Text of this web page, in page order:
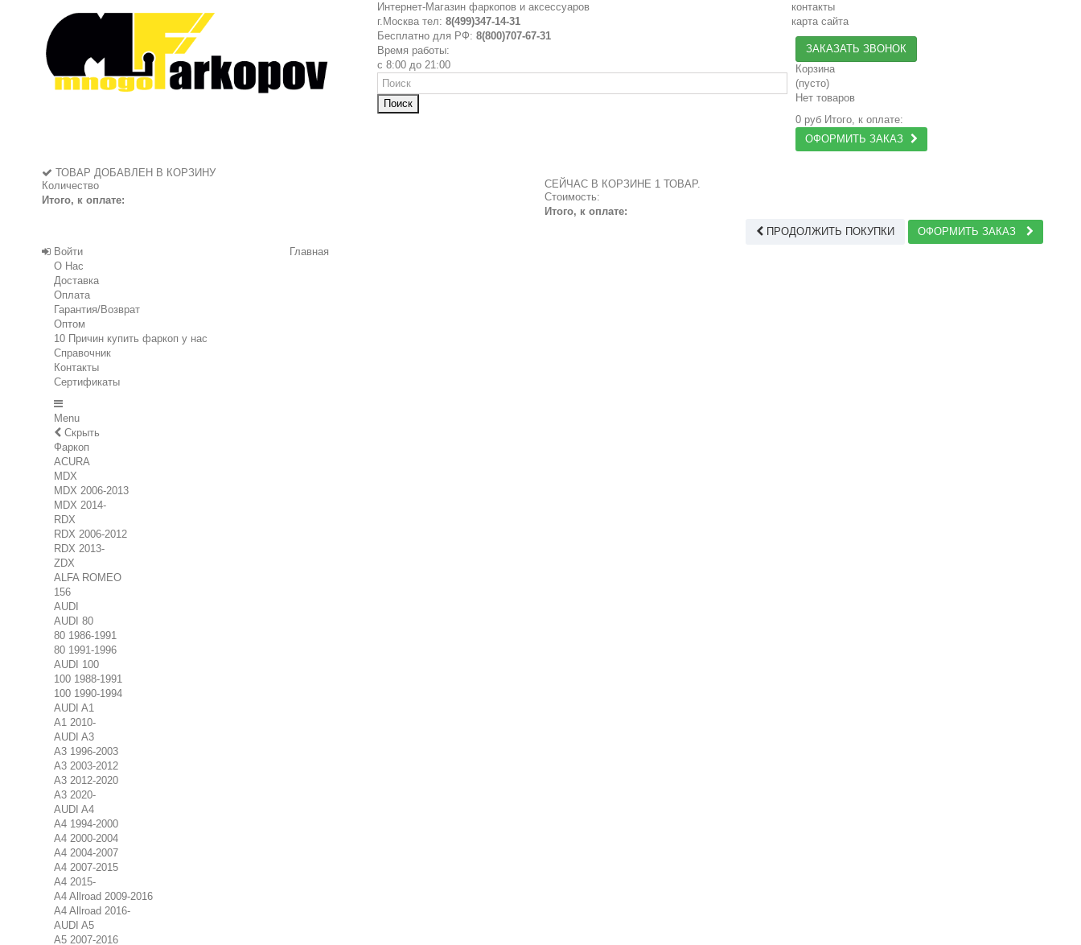
Интернет-Магазин фаркопов и аксессуаров
г.Москва тел: 8(499)347-14-31
Бесплатно для РФ: 8(800)707-67-31
Время работы:
с 8:00 до 21:00
Поиск
контакты
карта сайта
ЗАКАЗАТЬ ЗВОНОК
Корзина
(пусто)
Нет товаров
0 руб Итого, к оплате:
ОФОРМИТЬ ЗАКАЗ
ТОВАР ДОБАВЛЕН В КОРЗИНУ
Количество
Итого, к оплате:
СЕЙЧАС В КОРЗИНЕ 1 ТОВАР.
Стоимость:
Итого, к оплате:
ПРОДОЛЖИТЬ ПОКУПКИ
ОФОРМИТЬ ЗАКАЗ
Войти
Главная
О Нас
Доставка
Оплата
Гарантия/Возврат
Оптом
10 Причин купить фаркоп у нас
Справочник
Контакты
Сертификаты
Menu
Скрыть
Фаркоп
ACURA
MDX
MDX 2006-2013
MDX 2014-
RDX
RDX 2006-2012
RDX 2013-
ZDX
ALFA ROMEO
156
AUDI
AUDI 80
80 1986-1991
80 1991-1996
AUDI 100
100 1988-1991
100 1990-1994
AUDI A1
A1 2010-
AUDI A3
A3 1996-2003
A3 2003-2012
A3 2012-2020
A3 2020-
AUDI A4
A4 1994-2000
A4 2000-2004
A4 2004-2007
A4 2007-2015
A4 2015-
A4 Allroad 2009-2016
A4 Allroad 2016-
AUDI A5
A5 2007-2016